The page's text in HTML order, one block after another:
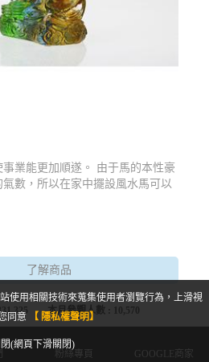
業能更加順遂。 由于馬的本性豪
數，所以在家中擺設風水馬可以
了解商品
使用相關技術來蒐集使用者瀏覽行為，上滑視
同意
【 隱私權聲明】
(網頁下滑關閉)
本月參觀人數 : 10,570
粉絲專頁 GOOGLE商家